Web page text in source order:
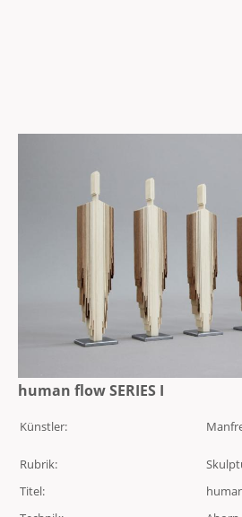
human flow SERIES I
Künstler:
Rubrik:
Titel: